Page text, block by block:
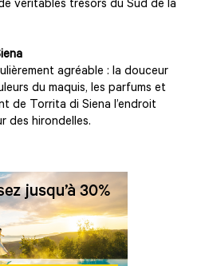
véritables trésors du Sud de la
agréable : la douceur
du maquis, les parfums et
de Torrita di Siena l’endroit
des hirondelles.